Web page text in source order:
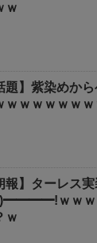
ｗ
題】紫染めか
ｗｗｗｗｗｗｗ
報】ターレ
ｗｗｗ
ｗ